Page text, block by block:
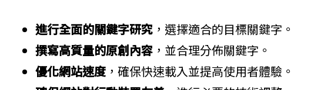
進行全面的關鍵字研究 ，選擇適合的目標關鍵字。
撰寫高質量的原創內容 ，並合理分佈關鍵字。
優化網站速度 ，確保快速載入並提高使用者體驗。